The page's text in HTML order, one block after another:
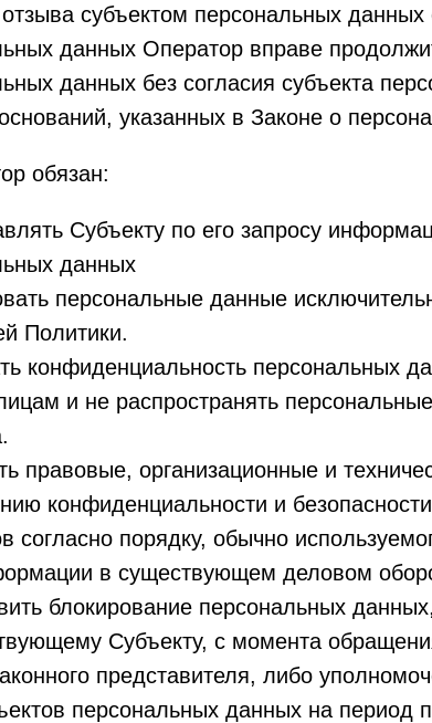
субъектом персональных данных
данных Оператор вправе
данных без согласия субъекта
указанных в Законе о
обязан:
Субъекту по его запросу
данных
персональные данные
Политики.
конфиденциальность персональных
и не распространять
правовые, организационные и
конфиденциальности и
согласно порядку, обычно
в существующем деловом
блокирование персональных
Субъекту, с момента
представителя, либо
персональных данных на период